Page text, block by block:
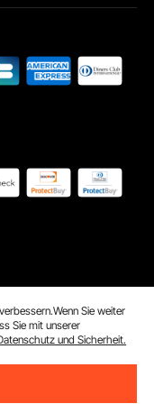
Sie weiter
Sie mit unserer
und Sicherheit.